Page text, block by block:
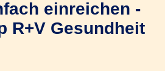
einreichen -
R+V Gesundheit